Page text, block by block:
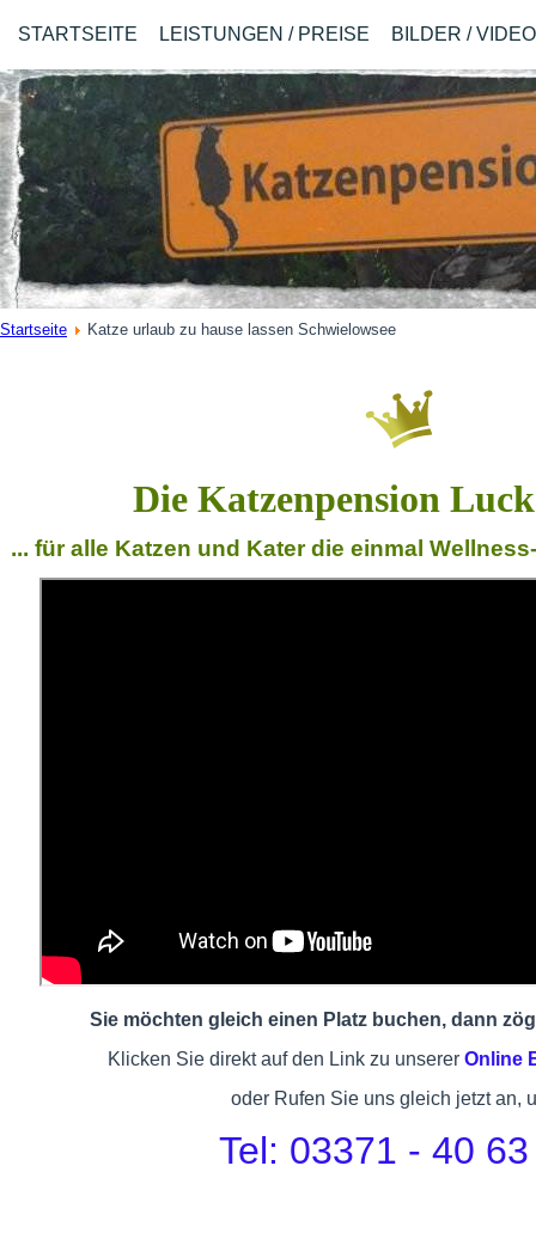
STARTSEITE LEISTUNGEN / PREISE BILDER /
Startseite Katze urlaub zu hause lassen Schwielowsee
Die Katzenpension
... für alle Katzen und Kater die einmal
Sie möchten gleich einen Platz buchen, dann
Klicken Sie direkt auf den Link zu unserer Online
oder Rufen Sie uns gleich jetzt an,
Tel: 03371 - 40